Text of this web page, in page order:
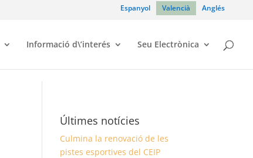
Espanyol Valencià Anglés
Informació d\’interés Seu Electrònica
Últimes notícies
Culmina la renovació de les
pistes esportives del CEIP